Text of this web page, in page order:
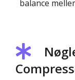
balance